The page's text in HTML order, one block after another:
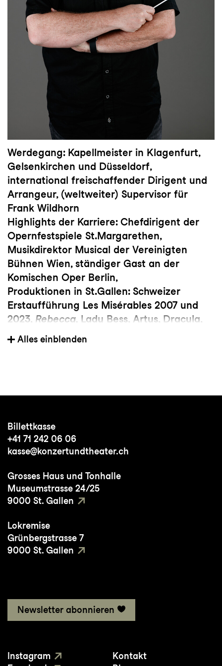
Werdegang: Kapellmeister in Klagenfurt,
Gelsenkirchen und Düsseldorf,
international freischaffender Dirigent und
Arrangeur, (weltweiter) Supervisor für
Frank Wildhorn
Highlights der Karriere: Chefdirigent der
Opernfestspiele St.Margarethen,
Musikdirektor Musical der Vereinigten
Bühnen Wien, ständiger Gast an der
Komischen Oper Berlin,
Produktionen in St.Gallen: Schweizer
Erstaufführung Les Misérables 2007 und
2023, Rebecca, Lady Bess, Artus, Dracula,
Der Graf von
Monte Christo, Don Camillo &
Peppone, Matterhorn, Hello, Dolly!,
Alles einblenden
Billettkasse
+41 71 242 06 06
kasse@konzertundtheater.ch
Grosses Haus und Tonhalle
Museumstrasse 24/25
9000 St. Gallen
Lokremise
Grünbergstrasse 7
9000 St. Gallen
Newsletter abonnieren
Instagram
Kontakt